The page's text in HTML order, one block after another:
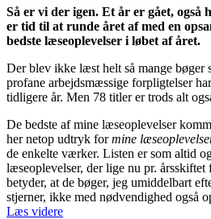
Så er vi der igen. Et år er gået, også
er tid til at runde året af med en
bedste læseoplevelser i løbet af året.
Der blev ikke læst helt så mange
profane arbejdsmæssige forpligtelser
tidligere år. Men 78 titler er trods alt
De bedste af mine læseoplevelser
her netop udtryk formine
de enkelte værker. Listen er som altid
læseoplevelser, der lige nu pr.
betyder, at de bøger, jeg umiddelbart
stjerner, ikke med nødvendighed også
Læs videre